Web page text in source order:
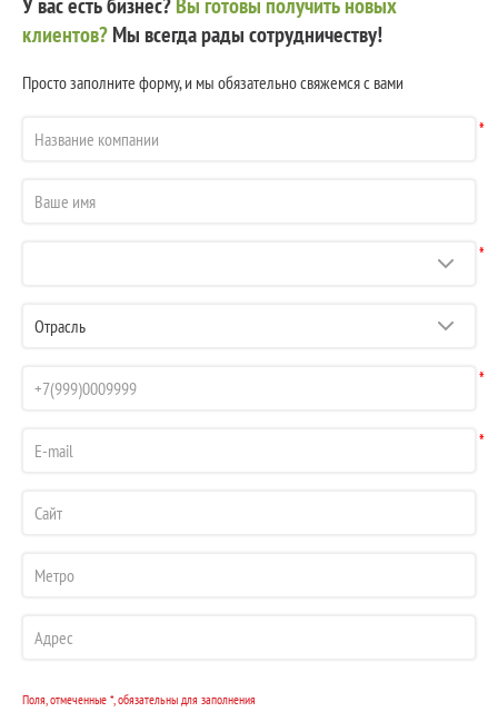
клиентов?Мы всегда рады сотрудничеству!
Просто заполните форму, и мы обязательно свяжемся с вами
*
*
*
*
Поля, отмеченные *, обязательны для заполнения